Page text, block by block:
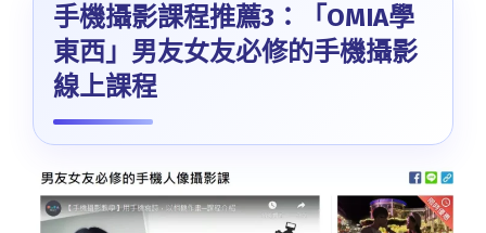
手機攝影課程推薦3：「OMIA學
東西」男友女友必修的手機攝影
線上課程